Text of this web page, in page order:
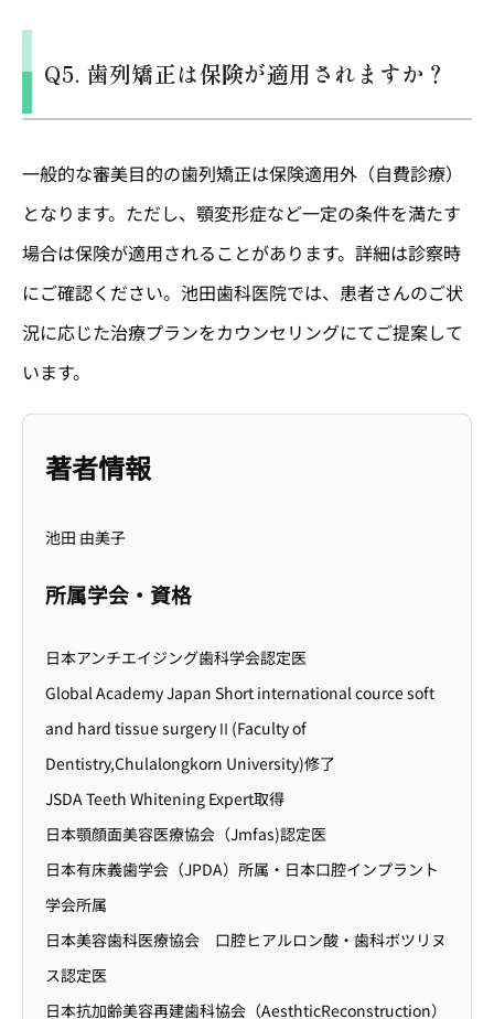
Q5. 歯列矯正は保険が適用されますか？
一般的な審美目的の歯列矯正は保険適用外（自費診療）
となります。ただし、顎変形症など一定の条件を満たす
場合は保険が適用されることがあります。詳細は診察時
にご確認ください。池田歯科医院では、患者さんのご状
況に応じた治療プランをカウンセリングにてご提案して
います。
著者情報
池田 由美子
所属学会・資格
日本アンチエイジング歯科学会認定医
Global Academy Japan Short international cource soft
and hard tissue surgeryⅡ(Faculty of
Dentistry,Chulalongkorn University)修了
JSDA Teeth Whitening Expert取得
日本顎顔面美容医療協会（Jmfas)認定医
日本有床義歯学会（JPDA）所属・日本口腔インプラント
学会所属
日本美容歯科医療協会 口腔ヒアルロン酸・歯科ボツリヌ
ス認定医
日本抗加齢美容再建歯科協会（AesthticReconstruction）